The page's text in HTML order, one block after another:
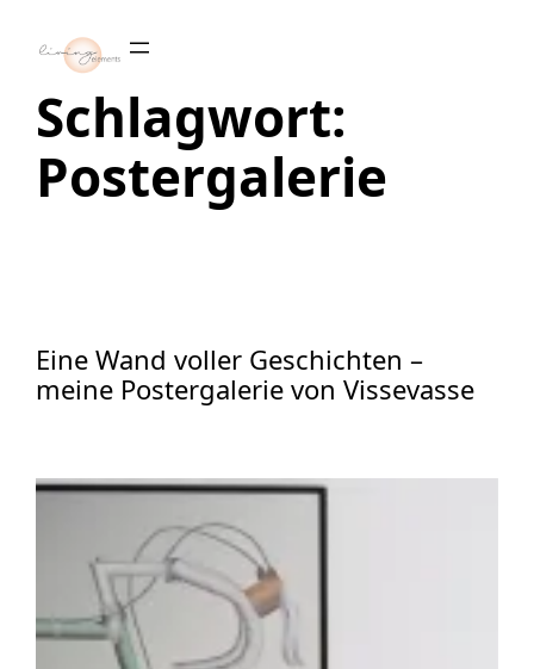
Inhalt
springen
Schlagwort:
Postergalerie
Eine Wand voller Geschichten –
meine Postergalerie von Vissevasse